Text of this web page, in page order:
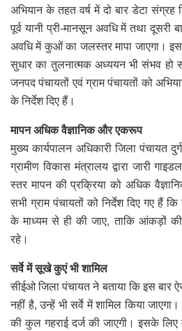
अभियान के तहत वर्ष में दो बार डेटा संग्रह
पूर्व यानी प्री-मानसून अवधि में तथा दूसरी
अवधि में कुओं का जलस्तर मापा जाएगा।
सुधार का तुलनात्मक अध्ययन भी संभव हो
जनपद पंचायतों एवं ग्राम पंचायतों को
के निर्देश दिए हैं।
मापन अधिक वैज्ञानिक और एकरूप
मुख्य कार्यपालन अधिकारी जिला पंचायत
ग्रामीण विकास मंत्रालय द्वारा जारी
स्तर मापन की प्रक्रिया को अधिक
सभी ग्राम पंचायतों को निर्देश दिए गए हैं
के माध्यम से ही की जाए, ताकि आंकड़ों की
रहे।
सर्वे में सूखे कुएं भी शामिल
सीईओ जिला पंचायत ने बताया कि इस बार
नहीं है, उन्हें भी सर्वे में शामिल किया
की कुल गहराई दर्ज की जाएगी। इसके